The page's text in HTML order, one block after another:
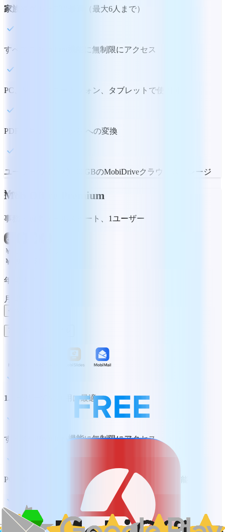
家族やグループに最適 （最大6人まで）
すべての に無制限にアクセス
PC、Mac、スマートフォン、タブレットで使用可能
PDFドキュメントから/への変換
ユーザー1人につき100GBのMobiDriveクラウドストレージ
Most Popular
MobiOffice Premium
事務・編集ツールスイート、1ユーザー
￥1,590
￥790
年間請求
月間
7日間無料トライアル
1ユーザー での利用に最適
すべての Premium機能に無制限にアクセス
PC、Mac、スマートフォン、タブレットで使用可能
PDFドキュメントから/への変換